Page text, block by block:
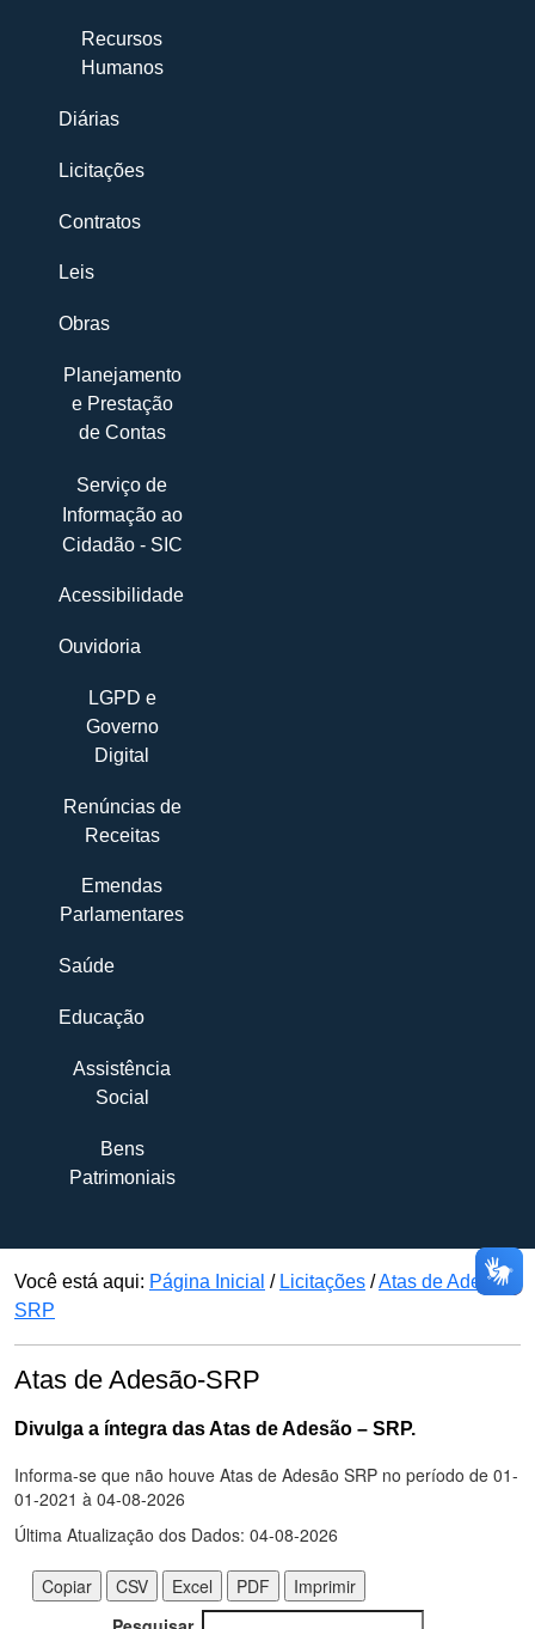
Recursos
Humanos
Diárias
Licitações
Contratos
Leis
Obras
Planejamento
e Prestação
de Contas
Serviço de
Informação ao
Cidadão - SIC
Acessibilidade
Ouvidoria
LGPD e
Governo
Digital
Renúncias de
Receitas
Emendas
Parlamentares
Saúde
Educação
Assistência
Social
Bens
Patrimoniais
Você está aqui: Página Inicial / Licitações /Atas de Adesão-
SRP
Atas de Adesão-SRP
Divulga a íntegra das Atas de Adesão – SRP.